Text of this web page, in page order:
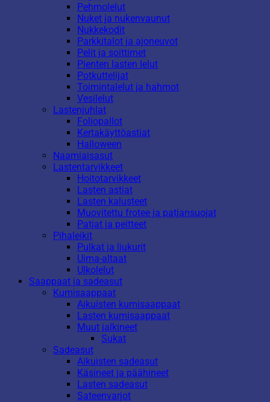
Pehmolelut
Nuket ja nukenvaunut
Nukkekodit
Parkkitalot ja ajoneuvot
Pelit ja soittimet
Pienten lasten lelut
Potkuttelijat
Toimintalelut ja hahmot
Vesilelut
Lastenjuhlat
Foliopallot
Kertakäyttöastiat
Halloween
Naamiaisasut
Lastentarvikkeet
Hoitotarvikkeet
Lasten astiat
Lasten kalusteet
Muovitettu frotee ja patjansuojat
Patjat ja peitteet
Pihaleikit
Pulkat ja liukurit
Uima-altaat
Ulkolelut
Saappaat ja sadeasut
Kumisaappaat
Aikuisten kumisaappaat
Lasten kumisaappaat
Muut jalkineet
Sukat
Sadeasut
Aikuisten sadeasut
Käsineet ja päähineet
Lasten sadeasut
Sateenvarjot